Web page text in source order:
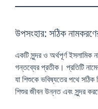
উপসংহার: সঠিক
একটি সুন্দর ও অর্থপূর্ণ ইসলামিক
গন্তব্যের প্রতীক। প্রতিটি
যা শিশুকে ভবিষ্যতের পথে সঠিক
শিশুর জীবন উন্নত এবং সুন্দর